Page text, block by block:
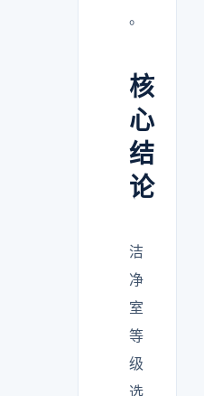
。
核
心
结
论
洁
净
室
等
级
选